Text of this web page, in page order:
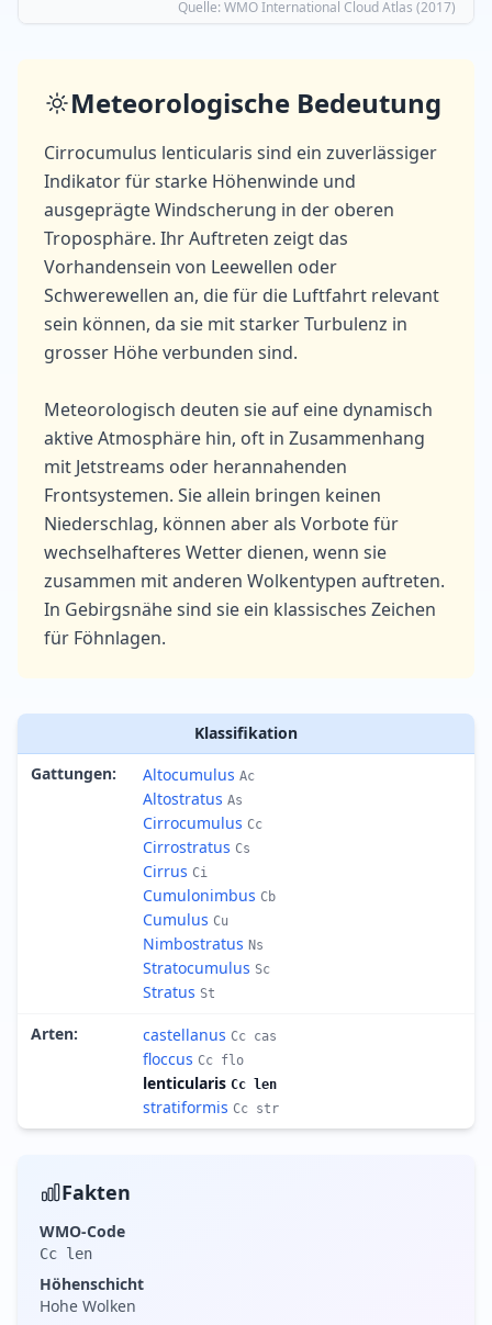
Quelle: WMO International Cloud Atlas (2017)
Meteorologische Bedeutung
Cirrocumulus lenticularis sind ein zuverlässiger
Indikator für starke Höhenwinde und
ausgeprägte Windscherung in der oberen
Troposphäre. Ihr Auftreten zeigt das
Vorhandensein von Leewellen oder
Schwerewellen an, die für die Luftfahrt relevant
sein können, da sie mit starker Turbulenz in
grosser Höhe verbunden sind.
Meteorologisch deuten sie auf eine dynamisch
aktive Atmosphäre hin, oft in Zusammenhang
mit Jetstreams oder herannahenden
Frontsystemen. Sie allein bringen keinen
Niederschlag, können aber als Vorbote für
wechselhafteres Wetter dienen, wenn sie
zusammen mit anderen Wolkentypen auftreten.
In Gebirgsnähe sind sie ein klassisches Zeichen
für Föhnlagen.
Klassifikation
Gattungen: Altocumulus Ac
Altostratus As
Cirrocumulus Cc
Cirrostratus Cs
Cirrus Ci
Cumulonimbus Cb
Cumulus Cu
Nimbostratus Ns
Stratocumulus Sc
Stratus St
Arten: castellanus Cc cas
floccus Cc flo
lenticularis Cc len
stratiformis Cc str
Fakten
WMO-Code
Cc len
Höhenschicht
Hohe Wolken